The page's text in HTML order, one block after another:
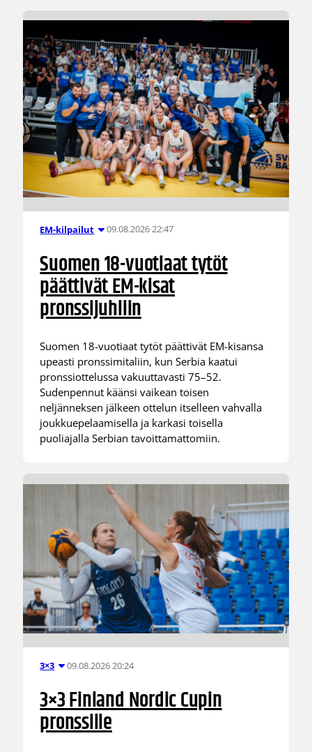
EM-kilpailut 09.08.2026 22:47
Suomen 18-vuotiaat tytöt
päättivät EM-kisat
pronssijuhliin
Suomen 18-vuotiaat tytöt päättivät EM-kisansa
upeasti pronssimitaliin, kun Serbia kaatui
pronssiottelussa vakuuttavasti 75–52.
Sudenpennut käänsi vaikean toisen
neljänneksen jälkeen ottelun itselleen vahvalla
joukkuepelaamisella ja karkasi toisella
puoliajalla Serbian tavoittamattomiin.
3×3 09.08.2026 20:24
3×3 Finland Nordic Cupin
pronssille